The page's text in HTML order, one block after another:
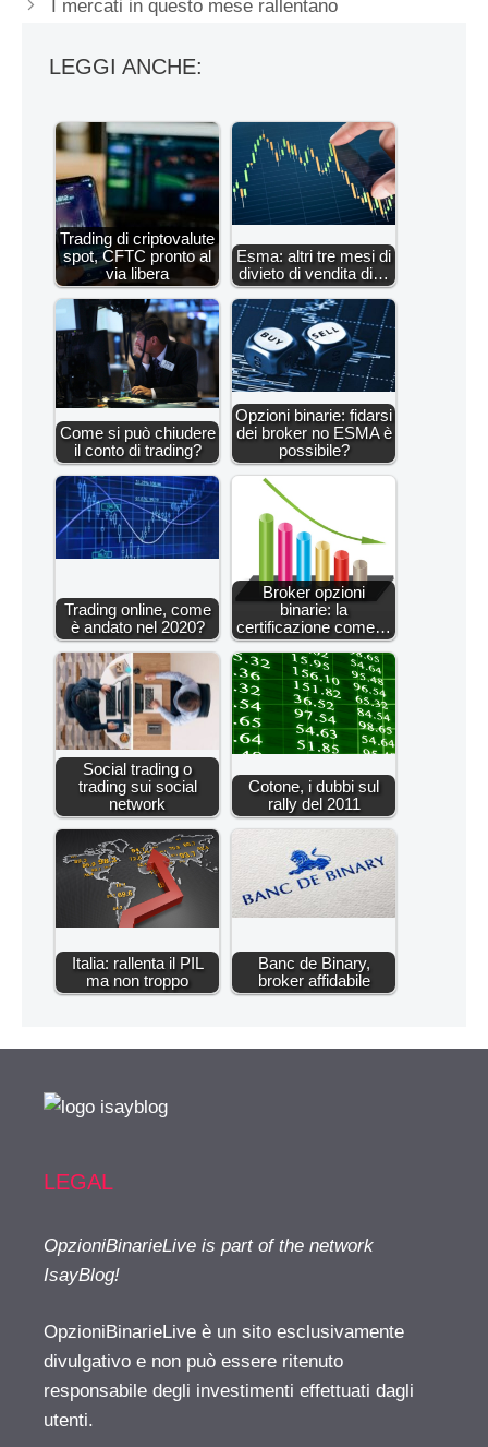
I mercati in questo mese rallentano
LEGGI ANCHE:
Trading di criptovalute
spot, CFTC pronto al
via libera
Esma: altri tre mesi di
divieto di vendita di…
Come si può chiudere
il conto di trading?
Opzioni binarie: fidarsi
dei broker no ESMA è
possibile?
Trading online, come
è andato nel 2020?
Broker opzioni
binarie: la
certificazione come…
Social trading o
trading sui social
network
Cotone, i dubbi sul
rally del 2011
Italia: rallenta il PIL
ma non troppo
Banc de Binary,
broker affidabile
LEGAL
OpzioniBinarieLive is part of the network
IsayBlog!
OpzioniBinarieLive è un sito esclusivamente
divulgativo e non può essere ritenuto
responsabile degli investimenti effettuati dagli
utenti.